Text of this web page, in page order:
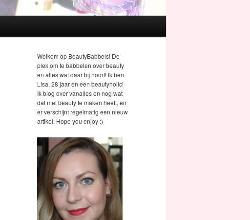
Welkom op BeautyBabbels! De
plek om te babbelen over beauty
en alles wat daar bij hoort! Ik ben
Lisa, 28 jaar en een beautyholic!
Ik blog over vanalles en nog wat
dat met beauty te maken heeft, en
er verschijnt regelmatig een nieuw
artikel. Hope you enjoy :)